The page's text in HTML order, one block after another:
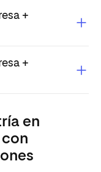
+
+
en
con